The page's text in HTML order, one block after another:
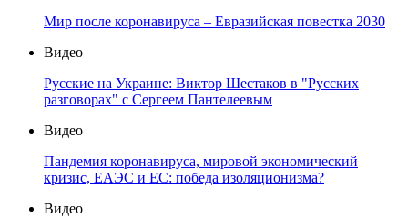
Мир после коронавируса – Евразийская повестка 2030
Видео
Русские на Украине: Виктор Шестаков в "Русских
разговорах" с Сергеем Пантелеевым
Видео
Пандемия коронавируса, мировой экономический
кризис, ЕАЭС и ЕС: победа изоляционизма?
Видео